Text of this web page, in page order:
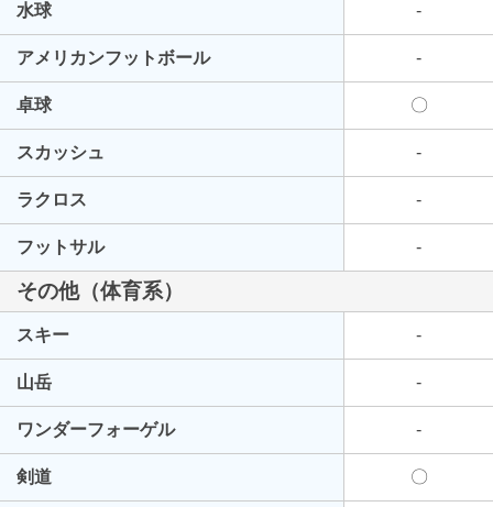
水球 -
アメリカンフットボール -
卓球 〇
スカッシュ -
ラクロス -
フットサル -
その他（体育系）
スキー -
山岳 -
ワンダーフォーゲル -
剣道 〇